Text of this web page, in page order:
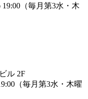
（毎月第3水・木
ル 2F
（毎月第3水・木曜